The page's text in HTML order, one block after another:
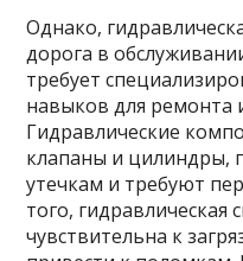
Однако,
дорога в
требует
навыков для ремонта
Гидравлические
клапаны и цилиндры,
утечкам и требуют
того, гидравлическая
чувствительна к